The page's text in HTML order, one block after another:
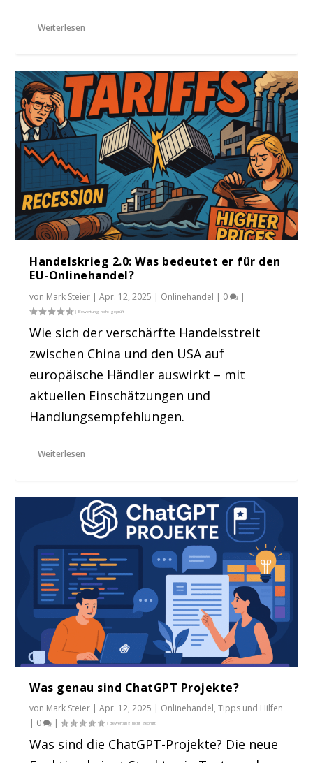
Weiterlesen
Handelskrieg 2.0: Was bedeutet er für den
EU-Onlinehandel?
von Mark Steier |Apr. 12, 2025 | Onlinehandel | 0 |
Wie sich der verschärfte Handelsstreit
zwischen China und den USA auf
europäische Händler auswirkt – mit
aktuellen Einschätzungen und
Handlungsempfehlungen.
Weiterlesen
Was genau sind ChatGPT Projekte?
von Mark Steier |Apr. 12, 2025 | Onlinehandel,Tipps und Hilfen
| 0 |
Was sind die ChatGPT-Projekte? Die neue